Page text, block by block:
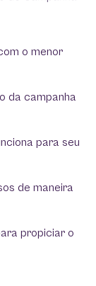
o menor
da campanha
para seu
de maneira
propiciar o